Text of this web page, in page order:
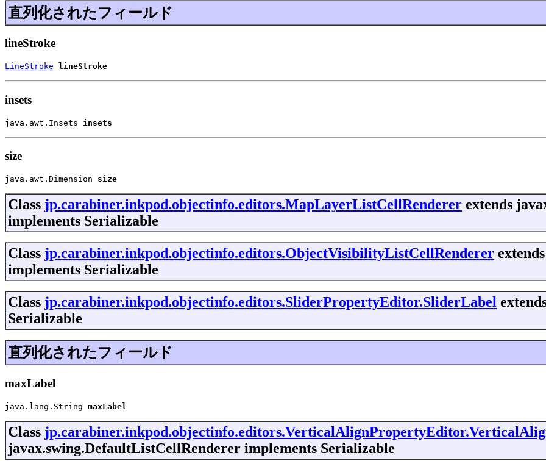
直列化されたフィールド
lineStroke
LineStroke lineStroke
insets
java.awt.Insets insets
size
java.awt.Dimension size
Class jp.carabiner.inkpod.objectinfo.editors.MapLayerListCellRenderer extends
implements Serializable
Class jp.carabiner.inkpod.objectinfo.editors.ObjectVisibilityListCellRenderer
implements Serializable
Class jp.carabiner.inkpod.objectinfo.editors.SliderPropertyEditor.SliderLabel
Serializable
直列化されたフィールド
maxLabel
java.lang.String maxLabel
Class
javax.swing.DefaultListCellRenderer implements Serializable